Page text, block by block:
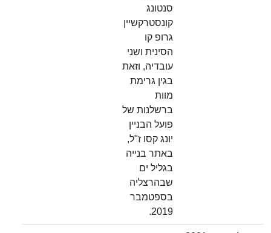
סנטונג
קונסטרקשיין
גרופ קו
הסינית ושני
עובדיה, וזאת
בגין גרימת
מוות
ברשלנות של
פועל הבניין
יונג קסו ז"ל,
באתר בנייה
בגליל ים
שבהרצליה
בספטמבר
2019.